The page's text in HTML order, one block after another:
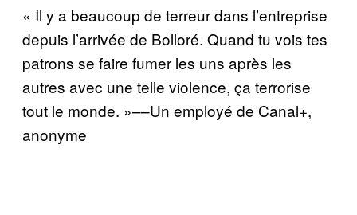
« Il y a beaucoup de terreur dans l’entreprise
depuis l’arrivée de Bolloré. Quand tu vois tes
patrons se faire fumer les uns après les
autres avec une telle violence, ça terrorise
tout le monde. »––Un employé de Canal+,
anonyme